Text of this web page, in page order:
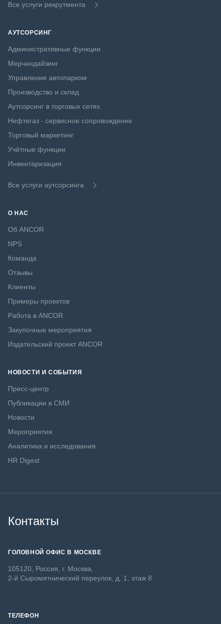
Все услуги рекрутмента
АУТСОРСИНГ
Административные функции
Мерчандайзинг
Управление автопарком
Производство и склад
Аутсорсинг в торговых сетях
Нефтегаз - сервисное сопровождение
Торговый маркетинг
Учётные функции
Инвентаризация
Все услуги аутсорсинга
О НАС
Об ANCOR
NPS
Команда
Отзывы
Клиенты
Примеры проектов
Работа в ANCOR
Закупочные мероприятия
Издательский проект ANCOR
НОВОСТИ И СОБЫТИЯ
Пресс-центр
Публикации в СМИ
Новости
Мероприятия
Аналитика и исследования
HR Digest
Контакты
ГОЛОВНОЙ ОФИС В МОСКВЕ
105120, Россия, г. Москва,
2-й Сыромятнический переулок, д. 1, этаж 8
ТЕЛЕФОН